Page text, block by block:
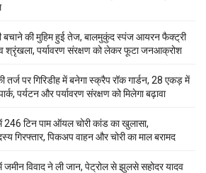
बचाने की मुहिम हुई तेज, बालमुकुंद स्पंज आयरन फैक्ट्री
श्रृंखला, पर्यावरण संरक्षण को लेकर फूटा जनआक्रोश
पर गिरिडीह में बनेगा स्क्रैप रॉक गार्डन, 28 एकड़ में
पर्यटन और पर्यावरण संरक्षण को मिलेगा बढ़ावा
246 टिन पाम ऑयल चोरी कांड का खुलासा,
गिरफ्तार, पिकअप वाहन और चोरी का माल बरामद
जमीन विवाद ने ली जान, पेट्रोल से झुलसे सहोदर यादव